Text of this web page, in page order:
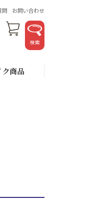
問 お問い合わせ
検索
ク商品